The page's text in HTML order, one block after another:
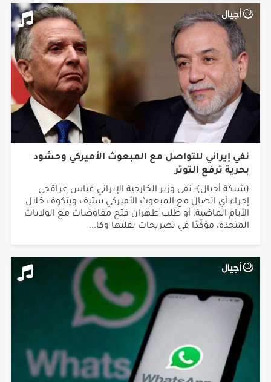
نفي إيراني للتواصل مع المبعوث الأميركي وحشود
بحرية ترفع التوتر
(شبكة أجيال)- نفى وزير الخارجية الإيراني عباس عراقجي
إجراء أي اتصال مع المبعوث الأميركي ستيف ويتكوف خلال
الأيام الماضية، أو طلب طهران فتح مفاوضات مع الولايات
المتحدة، مؤكّدًا في تصريحات نقلتها وكا...